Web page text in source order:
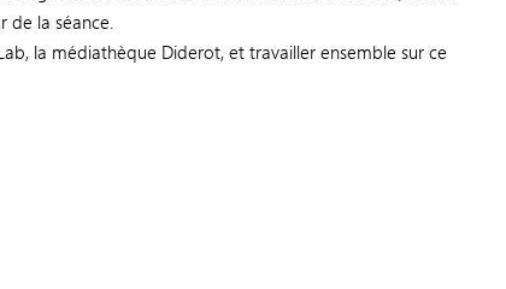
de la séance.
la médiathèque Diderot, et travailler ensemble sur ce